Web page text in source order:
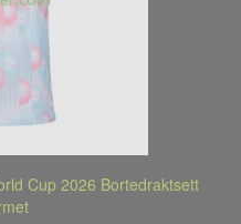
Cup 2026 Bortedraktsett